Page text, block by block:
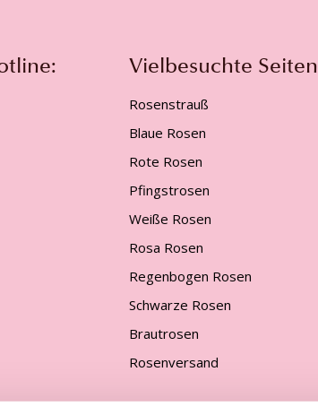
Vielbesuchte Seiten
Rosenstrauß
Blaue Rosen
Rote Rosen
Pfingstrosen
Weiße Rosen
Rosa Rosen
Regenbogen Rosen
Schwarze Rosen
Brautrosen
Rosenversand